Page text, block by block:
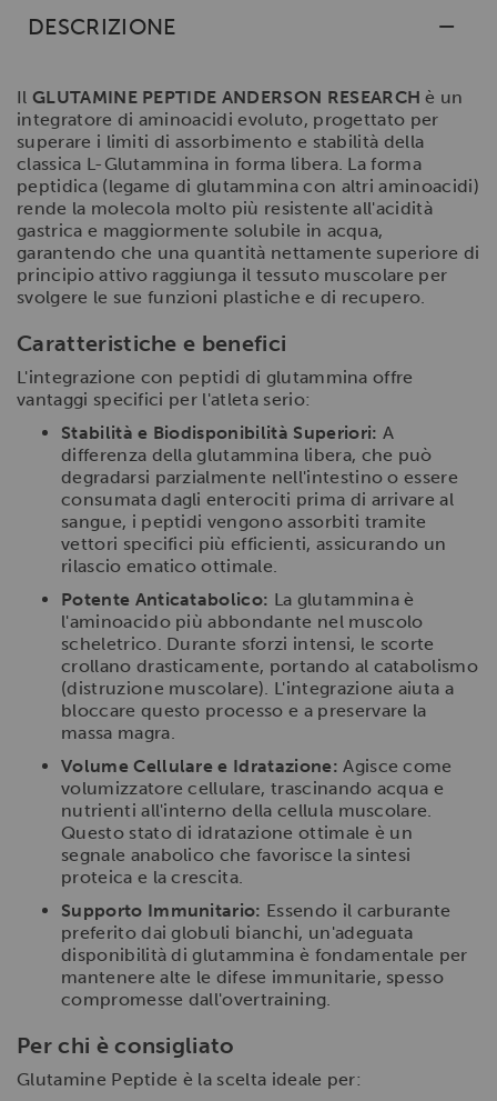
DESCRIZIONE
Il GLUTAMINE PEPTIDE ANDERSON RESEARCH è un
integratore di aminoacidi evoluto, progettato per
superare i limiti di assorbimento e stabilità della
classica L-Glutammina in forma libera. La forma
peptidica (legame di glutammina con altri aminoacidi)
rende la molecola molto più resistente all'acidità
gastrica e maggiormente solubile in acqua,
garantendo che una quantità nettamente superiore di
principio attivo raggiunga il tessuto muscolare per
svolgere le sue funzioni plastiche e di recupero.
Caratteristiche e benefici
L'integrazione con peptidi di glutammina offre
vantaggi specifici per l'atleta serio:
Stabilità e Biodisponibilità Superiori: A
differenza della glutammina libera, che può
degradarsi parzialmente nell'intestino o essere
consumata dagli enterociti prima di arrivare al
sangue, i peptidi vengono assorbiti tramite
vettori specifici più efficienti, assicurando un
rilascio ematico ottimale.
Potente Anticatabolico: La glutammina è
l'aminoacido più abbondante nel muscolo
scheletrico. Durante sforzi intensi, le scorte
crollano drasticamente, portando al catabolismo
(distruzione muscolare). L'integrazione aiuta a
bloccare questo processo e a preservare la
massa magra.
Volume Cellulare e Idratazione: Agisce come
volumizzatore cellulare, trascinando acqua e
nutrienti all'interno della cellula muscolare.
Questo stato di idratazione ottimale è un
segnale anabolico che favorisce la sintesi
proteica e la crescita.
Supporto Immunitario: Essendo il carburante
preferito dai globuli bianchi, un'adeguata
disponibilità di glutammina è fondamentale per
mantenere alte le difese immunitarie, spesso
compromesse dall'overtraining.
Per chi è consigliato
Glutamine Peptide è la scelta ideale per: